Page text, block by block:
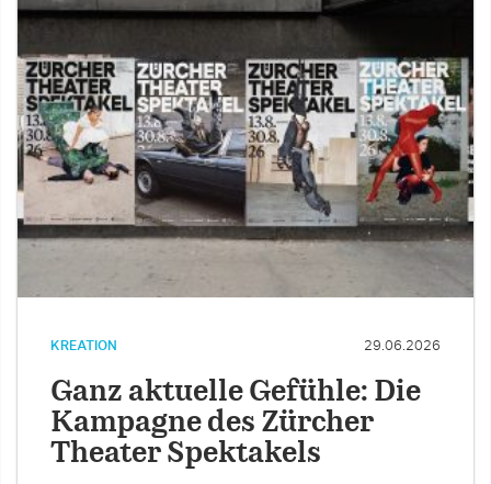
KREATION 29.06.2026
Ganz aktuelle Gefühle: Die
Kampagne des Zürcher
Theater Spektakels